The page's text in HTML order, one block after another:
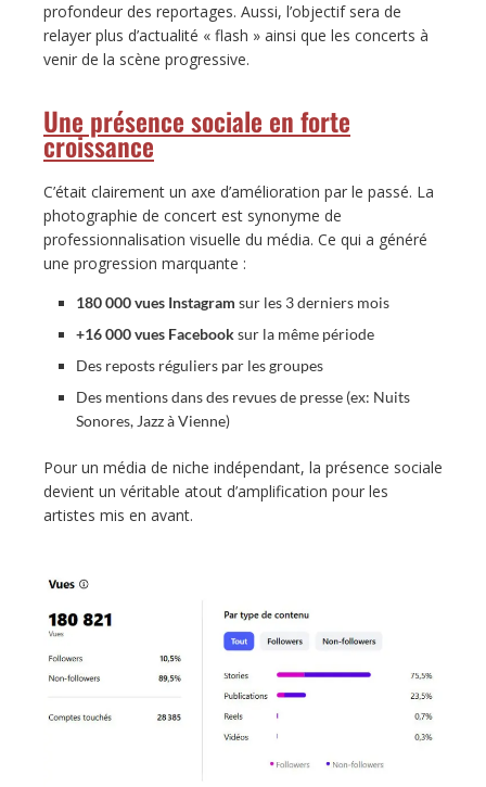
profondeur des reportages. Aussi, l’objectif sera de
relayer plus d’actualité « flash » ainsi que les concerts à
venir de la scène progressive.
Une présence sociale en forte
croissance
C’était clairement un axe d’amélioration par le passé. La
photographie de concert est synonyme de
professionnalisation visuelle du média. Ce qui a généré
une progression marquante :
180 000 vues Instagram sur les 3 derniers mois
+16 000 vues Facebooksur la même période
Des reposts réguliers par les groupes
Des mentions dans des revues de presse (ex: Nuits
Sonores, Jazz à Vienne)
Pour un média de niche indépendant, la présence sociale
devient un véritable atout d’amplification pour les
artistes mis en avant.